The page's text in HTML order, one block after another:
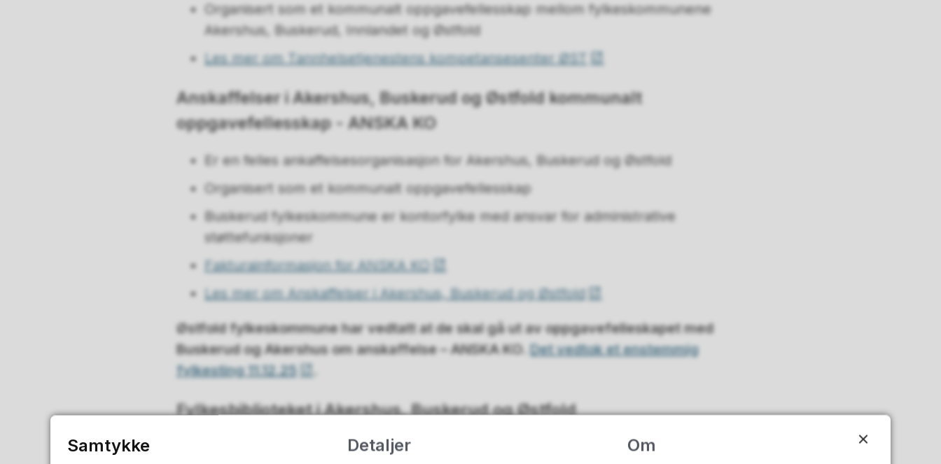
Organisert som et kommunalt oppgavefellesskap mellom fylkeskommunene
Akershus, Buskerud, Innlandet og Østfold
Les mer om Tannhelsetjenestens kompetansesenter ØST
Anskaffelser i Akershus, Buskerud og Østfold kommunalt
oppgavefellesskap - ANSKA KO
Er en felles ankaffelsesorganisasjon for Akershus, Buskerud og Østfold
Organisert som et kommunalt oppgavefellesskap
Buskerud fylkeskommune er kontorfylke med ansvar for administrative
støttefunksjoner
Fakturainformasjon for ANSKA KO
Les mer om Anskaffelser i Akershus, Buskerud og Østfold
Østfold fylkeskommune har vedtatt at de skal gå ut av oppgavefelleskapet med
Buskerud og Akershus om anskaffelse – ANSKA KO.Det vedtok et enstemmig
fylkesting 11.12.25
Fylkesbiblioteket i Akershus, Buskerud og Østfold
Ivaretar regional bibliotekutvikling og regionale bibliotekoppgaver for Akershus,
Samtykke Detaljer Om